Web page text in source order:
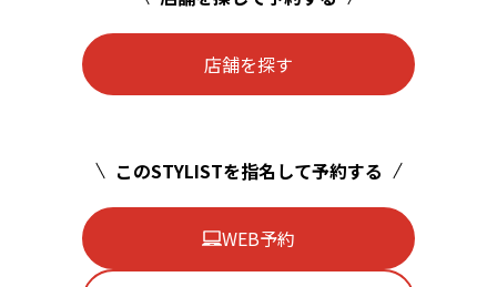
店舗を探す
このSTYLISTを指名して予約する
WEB予約